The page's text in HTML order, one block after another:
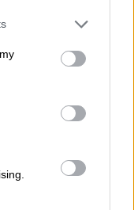
or more Google
You may click to
party tags to
in below Google
Ο κ. Καμπανός
ήταν
ομάδας του,
είπε: «Φοράς
υποστήριζε
Όλες οι ομάδες
μεταξύ